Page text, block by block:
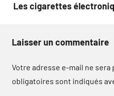
Les cigarettes
Laisser un commentaire
Votre adresse e-mail ne sera
obligatoires sont indiqués